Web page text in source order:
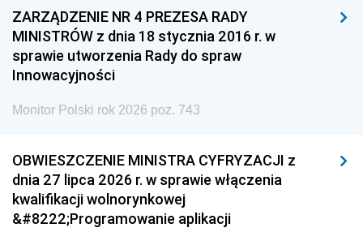
ZARZĄDZENIE NR 4 PREZESA RADY
MINISTRÓW z dnia 18 stycznia 2016 r. w
sprawie utworzenia Rady do spraw
Innowacyjności
Monitor Polski rok 2026 poz. 743
OBWIESZCZENIE MINISTRA CYFRYZACJI z
dnia 27 lipca 2026 r. w sprawie włączenia
kwalifikacji wolnorynkowej
&#8222;Programowanie aplikacji